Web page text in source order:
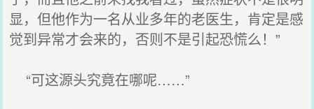
显，但他作为一名从业多年的老医生，肯定是感
觉到异常才会来的，否则不是引起恐慌么！”
“可这源头究竟在哪呢……”